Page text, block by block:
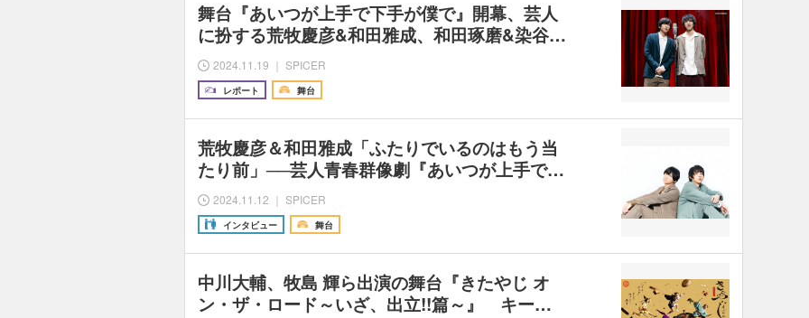
舞台『あいつが上手で下手が僕で』開幕、芸人
に扮する荒牧慶彦&和田雅成、和田琢磨&染谷…
2024.11.19 ｜ SPICER
レポート 舞台
荒牧慶彦＆和田雅成「ふたりでいるのはもう当
たり前」──芸人青春群像劇『あいつが上手で…
2024.11.12 ｜ SPICER
インタビュー 舞台
中川大輔、牧島 輝ら出演の舞台『きたやじ オ
ン・ザ・ロード～いざ、出立!!篇～』 キー…